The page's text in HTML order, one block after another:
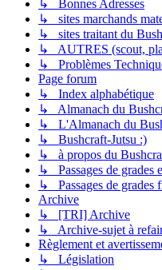
↳ Bonnes Adresses
↳ sites marchands
↳ sites traitant du
↳ AUTRES (scout,
↳ Problèmes
Page forum
↳ Index alphabétique
↳ Almanach du
↳ L'Almanach du
↳ Bushcraft-Jutsu :)
↳ à propos du
↳ Passages de grades
↳ Passages de grades
Archive
↳ [TRI] Archive
↳ Archive-sujet à
Règlement et
↳ Législation